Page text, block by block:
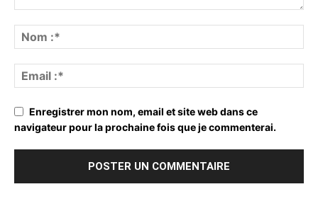
Enregistrer mon nom, email et site web dans ce
navigateur pour la prochaine fois que je commenterai.